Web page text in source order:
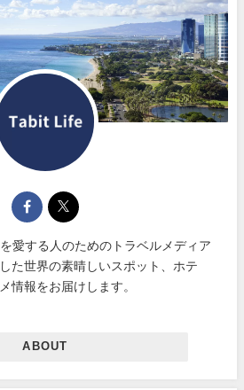
愛する人のためのトラベルメディア
た世界の素晴しいスポット、ホテ
情報をお届けします。
ABOUT